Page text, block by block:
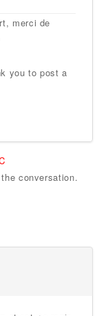
merci de
you to post a
conversation.